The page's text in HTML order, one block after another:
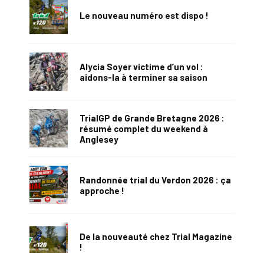
Le nouveau numéro est dispo !
Alycia Soyer victime d’un vol :
aidons-la à terminer sa saison
TrialGP de Grande Bretagne 2026 :
résumé complet du weekend à
Anglesey
Randonnée trial du Verdon 2026 : ça
approche !
De la nouveauté chez Trial Magazine
!